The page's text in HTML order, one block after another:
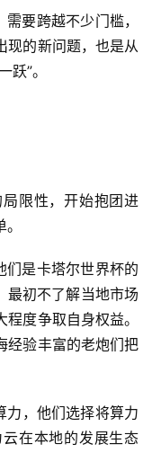
要跨越不少门槛，
现的新问题，也是从
”。
限性，开始抱团进
们是卡塔尔世界杯的
最初不了解当地市场
度争取自身权益。
经验丰富的老炮们把
力，他们选择将算力
在本地的发展生态